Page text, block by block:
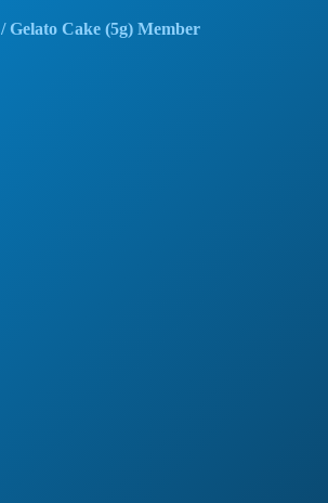
/ Gelato Cake (5g) Member